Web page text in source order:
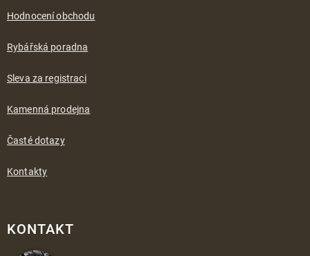
Hodnocení obchodu
Rybářská poradna
Sleva za registraci
Kamenná prodejna
Časté dotazy
Kontakty
KONTAKT